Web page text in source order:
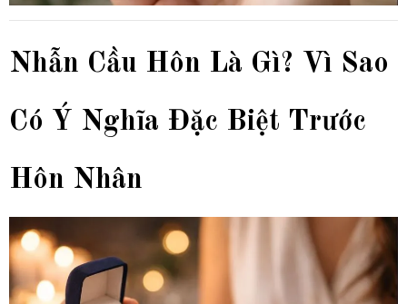
Nhẫn Cầu Hôn Là Gì? Vì Sao
Có Ý Nghĩa Đặc Biệt Trước
Hôn Nhân